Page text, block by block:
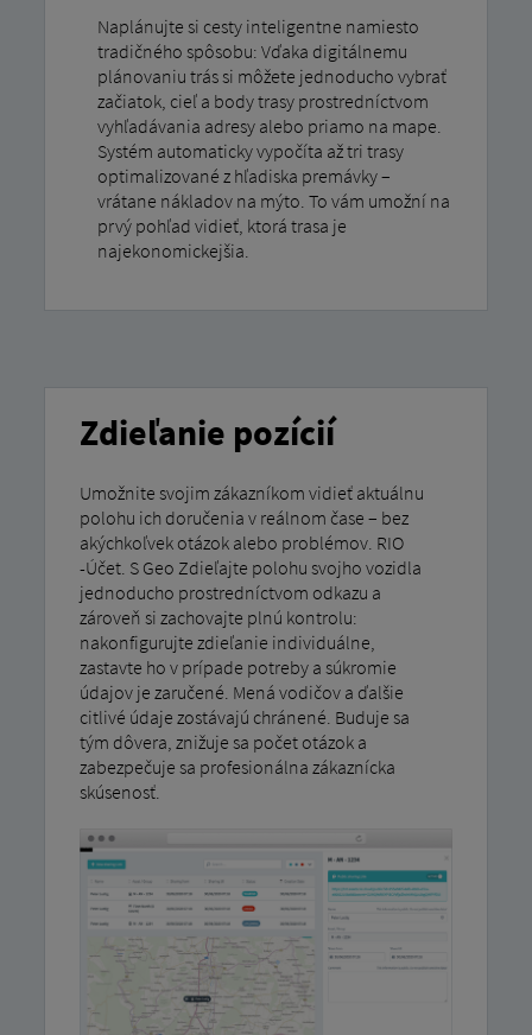
Naplánujte si cesty inteligentne namiesto
tradičného spôsobu: Vďaka digitálnemu
plánovaniu trás si môžete jednoducho vybrať
začiatok, cieľ a body trasy prostredníctvom
vyhľadávania adresy alebo priamo na mape.
Systém automaticky vypočíta až tri trasy
optimalizované z hľadiska premávky –
vrátane nákladov na mýto. To vám umožní na
prvý pohľad vidieť, ktorá trasa je
najekonomickejšia.
Zdieľanie pozícií
Umožnite svojim zákazníkom vidieť aktuálnu
polohu ich doručenia v reálnom čase – bez
akýchkoľvek otázok alebo problémov. RIO
-Účet. S Geo Zdieľajte polohu svojho vozidla
jednoducho prostredníctvom odkazu a
zároveň si zachovajte plnú kontrolu:
nakonfigurujte zdieľanie individuálne,
zastavte ho v prípade potreby a súkromie
údajov je zaručené. Mená vodičov a ďalšie
citlivé údaje zostávajú chránené. Buduje sa
tým dôvera, znižuje sa počet otázok a
zabezpečuje sa profesionálna zákaznícka
skúsenosť.